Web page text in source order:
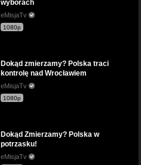
wyborach
eMisjaTv
1080p
Dokąd zmierzamy? Polska traci
kontrolę nad Wrocławiem
eMisjaTv
1080p
Dokąd Zmierzamy? Polska w
potrzasku!
eMisjaTv